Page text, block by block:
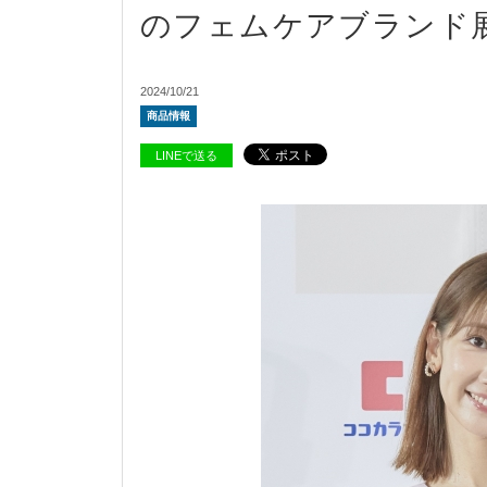
のフェムケアブランド
2024/10/21
商品情報
LINEで送る